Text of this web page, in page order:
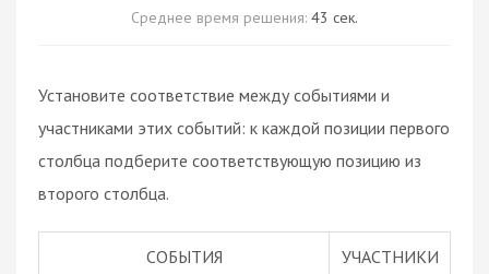
Среднее время решения: 43 сек.
Установите соответствие между событиями и
участниками этих событий: к каждой позиции первого
столбца подберите соответствующую позицию из
второго столбца.
СОБЫТИЯ УЧАСТНИКИ